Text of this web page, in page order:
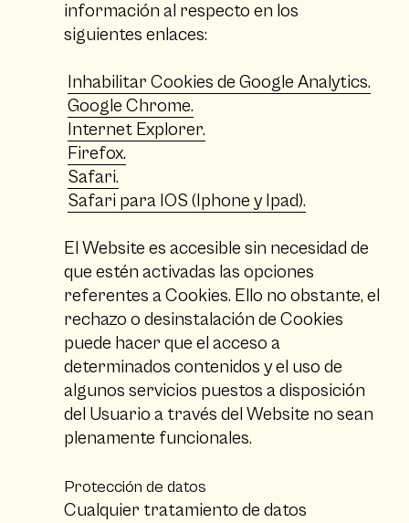
información al respecto en los
siguientes enlaces:
Inhabilitar Cookies de Google Analytics.
Google Chrome.
Internet Explorer.
Firefox.
Safari.
Safari para IOS (Iphone y Ipad).
El Website es accesible sin necesidad de
que estén activadas las opciones
referentes a Cookies. Ello no obstante, el
rechazo o desinstalación de Cookies
puede hacer que el acceso a
determinados contenidos y el uso de
algunos servicios puestos a disposición
del Usuario a través del Website no sean
plenamente funcionales.
Protección de datos
Cualquier tratamiento de datos